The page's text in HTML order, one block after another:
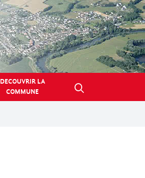
DECOUVRIR LA
COMMUNE